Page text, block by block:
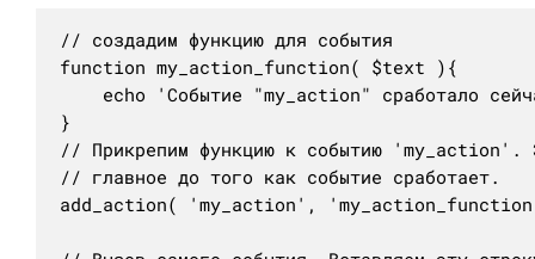
// создадим функцию для события
function my_action_function( $text ){
}
// Прикрепим функцию к событию 'my_action'.
// главное до того как событие сработает.
add_action( 'my_action',